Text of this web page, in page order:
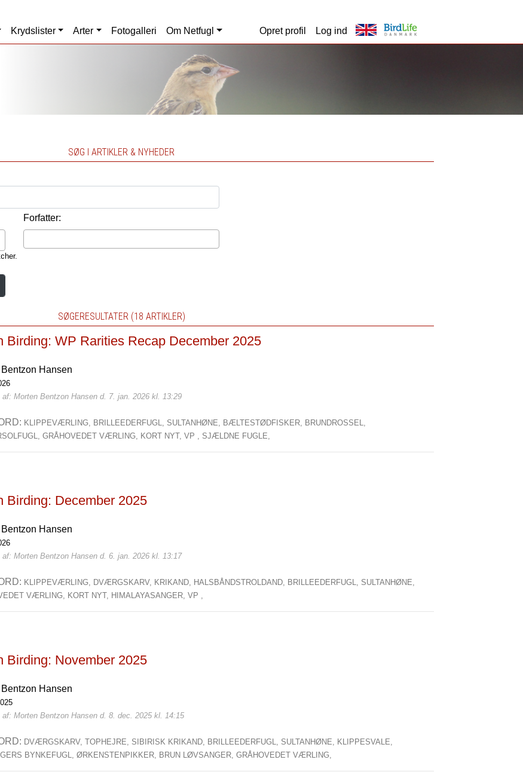
Krydslister Arter Fotogalleri Om Netfugl Opret profil Log ind
SØG I ARTIKLER & NYHEDER
Forfatter:
SØGERESULTATER (18 ARTIKLER)
Birding: WP Rarities Recap December 2025
Bentzon Hansen
af: Morten Bentzon Hansen d. 7. jan. 2026 kl. 13:29
KLIPPEVÆRLING, BRILLEEDERFUGL, SULTANHØNE, BÆLTESTØDFISKER, BRUNDROSSEL,
GRÅHOVEDET VÆRLING, KORT NYT,VP , SJÆLDNE FUGLE,
Birding: December 2025
Bentzon Hansen
af: Morten Bentzon Hansen d. 6. jan. 2026 kl. 13:17
KLIPPEVÆRLING, DVÆRGSKARV, KRIKAND, HALSBÅNDSTROLDAND, BRILLEEDERFUGL, SULTANHØNE,
VÆRLING, KORT NYT, HIMALAYASANGER,VP ,
Birding: November 2025
Bentzon Hansen
af: Morten Bentzon Hansen d. 8. dec. 2025 kl. 14:15
DVÆRGSKARV,TOPHEJRE, SIBIRISK KRIKAND, BRILLEEDERFUGL, SULTANHØNE, KLIPPESVALE,
BYNKEFUGL,ØRKENSTENPIKKER, BRUN LØVSANGER,GRÅHOVEDET VÆRLING,